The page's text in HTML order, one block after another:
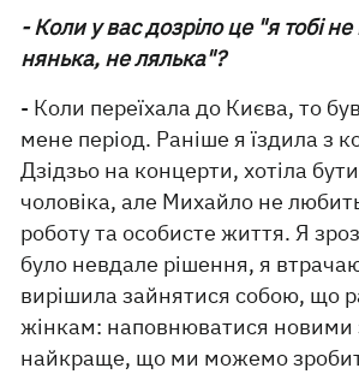
- Коли у вас дозріло це "я тобі
нянька, не лялька"?
- Коли переїхала до Києва, то
мене період. Раніше я їздила з
Дзідзьо на концерти, хотіла
чоловіка, але Михайло не
роботу та особисте життя. Я
було невдале рішення, я втрачаю
вирішила зайнятися собою, що
жінкам: наповнюватися
найкраще, що ми можемо